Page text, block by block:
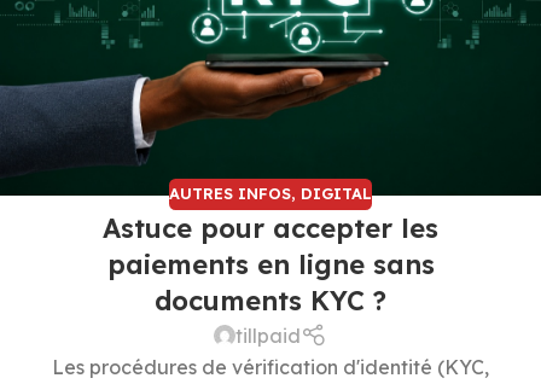
AUTRES INFOS, DIGITAL
Astuce pour accepter les
paiements en ligne sans
documents KYC ?
tillpaid
Les procédures de vérification d'identité (KYC,